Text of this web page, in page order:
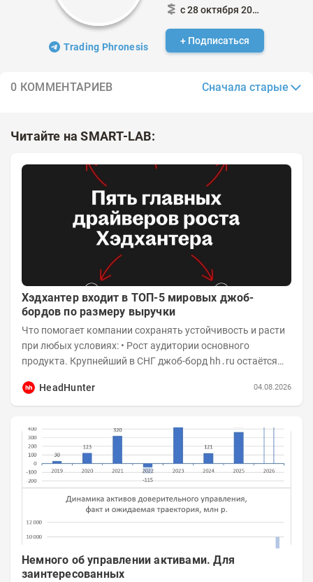
Trading Phronesis
с 28 октября 2020
+ Подписаться
0 КОММЕНТАРИЕВ Сначала старые
Читайте на SMART-LAB:
Хэдхантер входит в ТОП-5 мировых джоб-
бордов по размеру выручки
Что помогает компании сохранять устойчивость и расти
при любых условиях: • Рост аудитории основного
продукта. Крупнейший в СНГ джоб-борд hh․ru остаётся
HeadHunter
04.08.2026
Немного об управлении активами. Для
заинтересованных